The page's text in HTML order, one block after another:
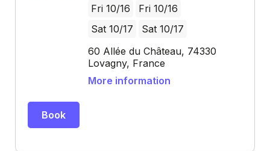
Fri 10/16
Fri 10/16
Sat 10/17
Sat 10/17
60 Allée du Château, 74330
Lovagny, France
More information
Book